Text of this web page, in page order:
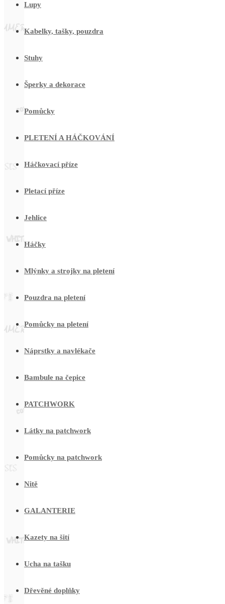
Lupy
Kabelky, tašky, pouzdra
Stuhy
Šperky a dekorace
Pomůcky
PLETENÍ A HÁČKOVÁNÍ
Háčkovací příze
Pletací příze
Jehlice
Háčky
Mlýnky a strojky na pletení
Pouzdra na pletení
Pomůcky na pletení
Náprstky a navlékače
Bambule na čepice
PATCHWORK
Látky na patchwork
Pomůcky na patchwork
Nitě
GALANTERIE
Kazety na šití
Ucha na tašku
Dřevěné doplňky